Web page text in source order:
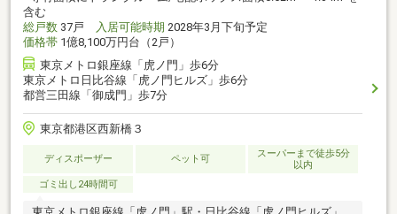
含む
総戸数 37戸 入居可能時期 2028年3月下旬予定
価格帯 1億8,100万円台（2戸）
東京メトロ銀座線「虎ノ門」歩6分
東京メトロ日比谷線「虎ノ門ヒルズ」歩6分
都営三田線「御成門」歩7分
東京都港区西新橋３
ディスポーザー ペット可
スーパーまで徒歩5分
以内
ゴミ出し24時間可
東京メトロ銀座線「虎ノ門」駅・日比谷線「虎ノ門ヒルズ」